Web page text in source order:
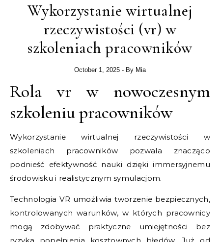
Wykorzystanie wirtualnej
rzeczywistości (vr) w
szkoleniach pracowników
October 1, 2025 - By Mia
Rola vr w nowoczesnym
szkoleniu pracowników
Wykorzystanie wirtualnej rzeczywistości w
szkoleniach pracowników pozwala znacząco
podnieść efektywność nauki dzięki immersyjnemu
środowisku i realistycznym symulacjom.
Technologia VR umożliwia tworzenie bezpiecznych,
kontrolowanych warunków, w których pracownicy
mogą zdobywać praktyczne umiejętności bez